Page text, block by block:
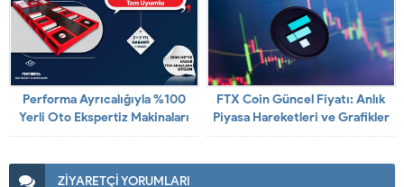
Performa Ayrıcalığıyla %100
Yerli Oto Ekspertiz Makinaları
FTX Coin Güncel Fiyatı: Anlık
Piyasa Hareketleri ve Grafikler
ZİYARETÇİ YORUMLARI